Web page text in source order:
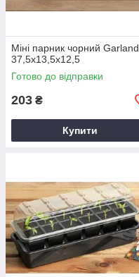
Міні парник чорний Garland
37,5x13,5x12,5
Готово до відправки
203 ₴
Купити